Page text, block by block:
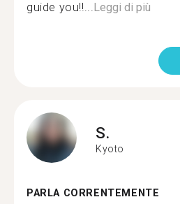
guide you!!...Leggi di più
S.
Kyoto
PARLA CORRENTEMENTE